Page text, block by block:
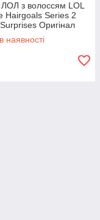
з волоссям LOL
Hairgoals Series 2
Оригінал
наявності